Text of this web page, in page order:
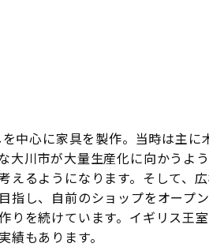
中心に家具を製作。当時は主に
大川市が大量生産化に向かうよ
えるようになります。そして、
指し、自前のショップをオープ
りを続けています。イギリス王
もあります。